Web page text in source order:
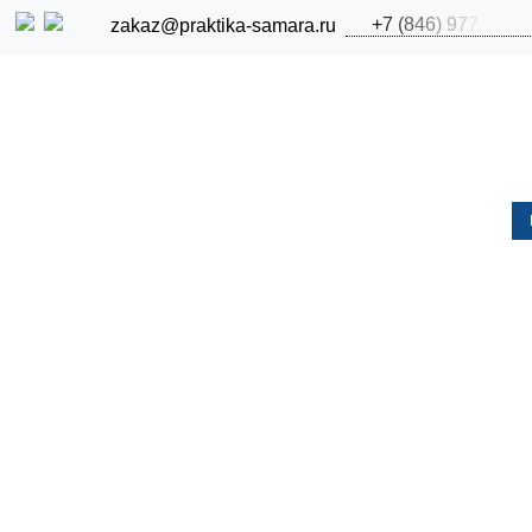
zakaz@praktika-samara.ru +7 (846) 977